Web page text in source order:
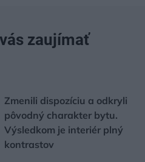
zaujímať
Zmenili dispozíciu a odkryli
pôvodný charakter bytu.
Výsledkom je interiér plný
kontrastov